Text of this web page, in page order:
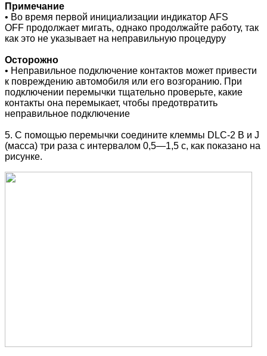
Примечание
• Во время первой инициализации индикатор AFS
OFF продолжает мигать, однако продолжайте работу, так
как это не указывает на неправильную процедуру
Осторожно
• Неправильное подключение контактов может привести
к повреждению автомобиля или его возгоранию. При
подключении перемычки тщательно проверьте, какие
контакты она перемыкает, чтобы предотвратить
неправильное подключение
5. С помощью перемычки соедините клеммы DLC-2 B и J
(масса) три раза с интервалом 0,5—1,5 с, как показано на
рисунке.